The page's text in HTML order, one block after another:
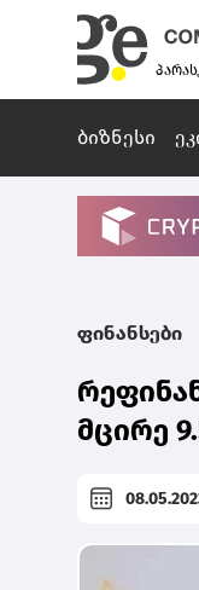
ბიზნესი
ფინანსები
მცირე